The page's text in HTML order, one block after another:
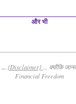
और भी
... {Disclaimer}
... क्योंकि
Financial Freedom